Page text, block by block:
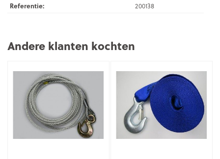
Referentie:
200138
Andere klanten kochten